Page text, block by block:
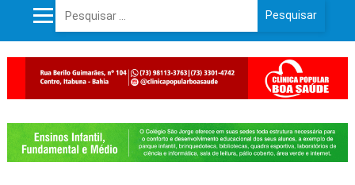
Pesquisar por: